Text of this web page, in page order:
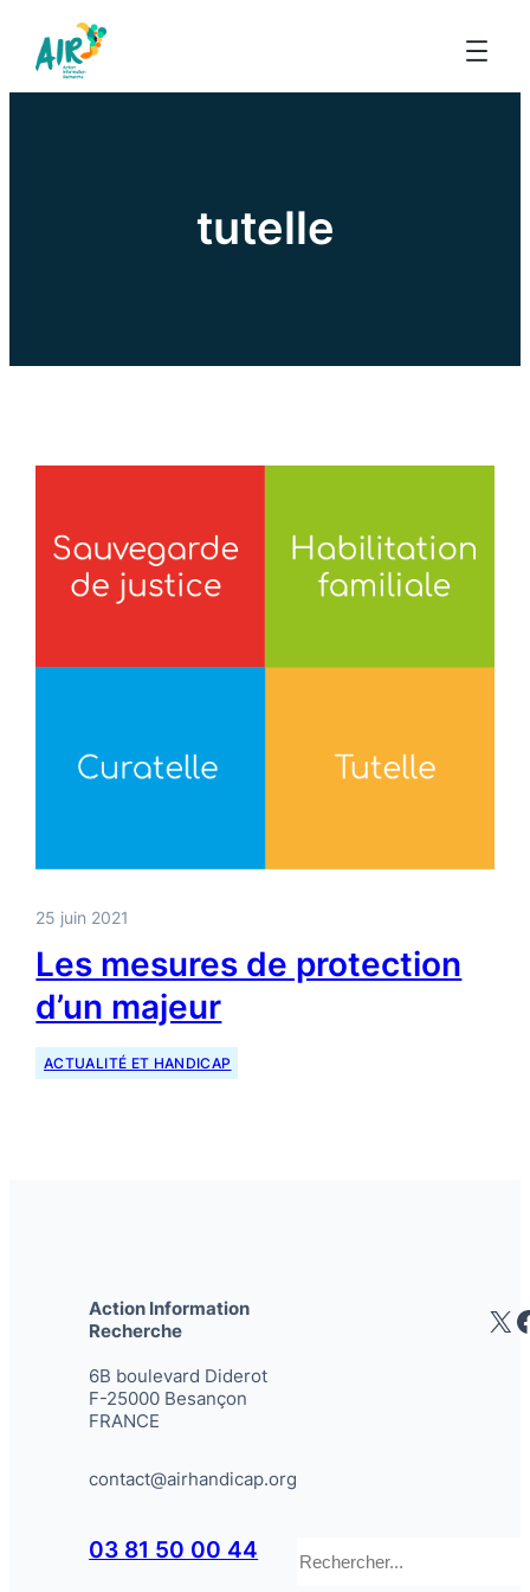
tutelle
25 juin 2021
Les mesures de protection
d’un majeur
ACTUALITÉ ET HANDICAP
Action Information
Recherche
6B boulevard Diderot
F-25000 Besançon
FRANCE
contact@airhandicap.org
03 81 50 00 44
X